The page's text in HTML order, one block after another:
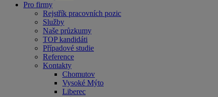
Pro firmy
Rejstřík pracovních pozic
Služby
Naše průzkumy
TOP kandidáti
Případové studie
Reference
Kontakty
Chomutov
Vysoké Mýto
Liberec